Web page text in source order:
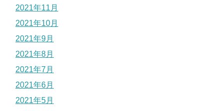
2021年11月
2021年10月
2021年9月
2021年8月
2021年7月
2021年6月
2021年5月